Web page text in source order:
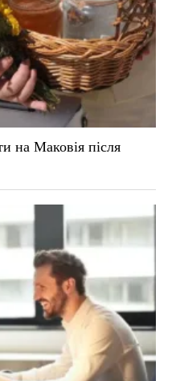
на Маковія після